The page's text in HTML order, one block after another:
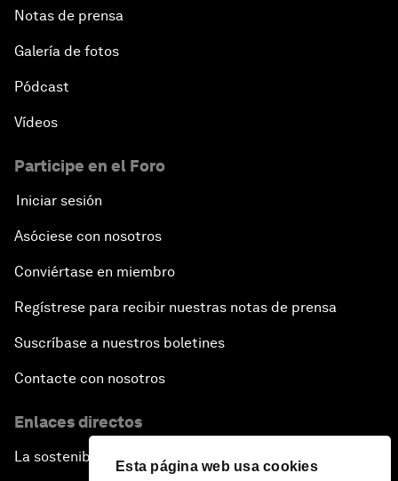
Esta página web usa cookies
Notas de prensa
Galería de fotos
Pódcast
Vídeos
Participe en el Foro
Iniciar sesión
Asóciese con nosotros
Conviértase en miembro
Regístrese para recibir nuestras notas de prensa
Suscríbase a nuestros boletines
Contacte con nosotros
Enlaces directos
La sostenibilidad en el Foro